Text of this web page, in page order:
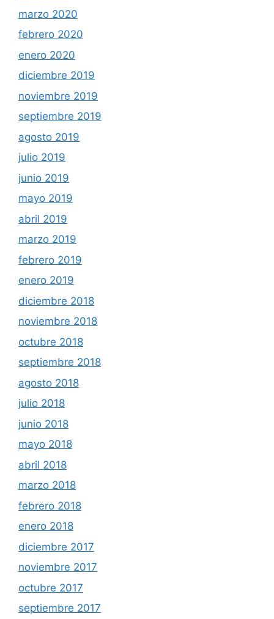
marzo 2020
febrero 2020
enero 2020
diciembre 2019
noviembre 2019
septiembre 2019
agosto 2019
julio 2019
junio 2019
mayo 2019
abril 2019
marzo 2019
febrero 2019
enero 2019
diciembre 2018
noviembre 2018
octubre 2018
septiembre 2018
agosto 2018
julio 2018
junio 2018
mayo 2018
abril 2018
marzo 2018
febrero 2018
enero 2018
diciembre 2017
noviembre 2017
octubre 2017
septiembre 2017